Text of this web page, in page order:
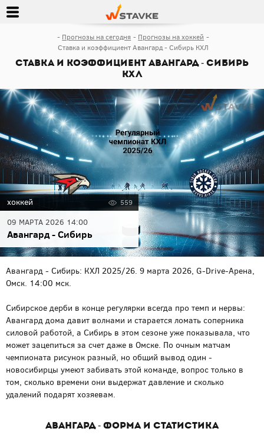
Прогнозы на сегодня
Прогнозы на хоккей
Ставка и коэффициент Авангард - Сибирь КХЛ
Ставка и коэффициент Авангард - Сибирь
КХЛ
хоккей 559
09 МАРТА 2026 14:00
Авангард - Сибирь
Авангард - Сибирь: КХЛ 2025/26. 9 марта 2026, G-Drive-Арена,
Омск. 14:00 мск.
Сибирское дерби в конце регулярки всегда про темп и нервы:
Авангард дома давит волнами и старается ломать соперника
силовой работой, а Сибирь в этом сезоне уже показывала, что
может зацепиться за счет даже в Омске. По очным матчам
чемпионата рисунок разный, но общий вывод один -
новосибирцы умеют забивать этой команде, вопрос только в
том, сколько времени они выдержат давление и сколько
удалений подарят хозяевам.
Авангард - форма и статистика